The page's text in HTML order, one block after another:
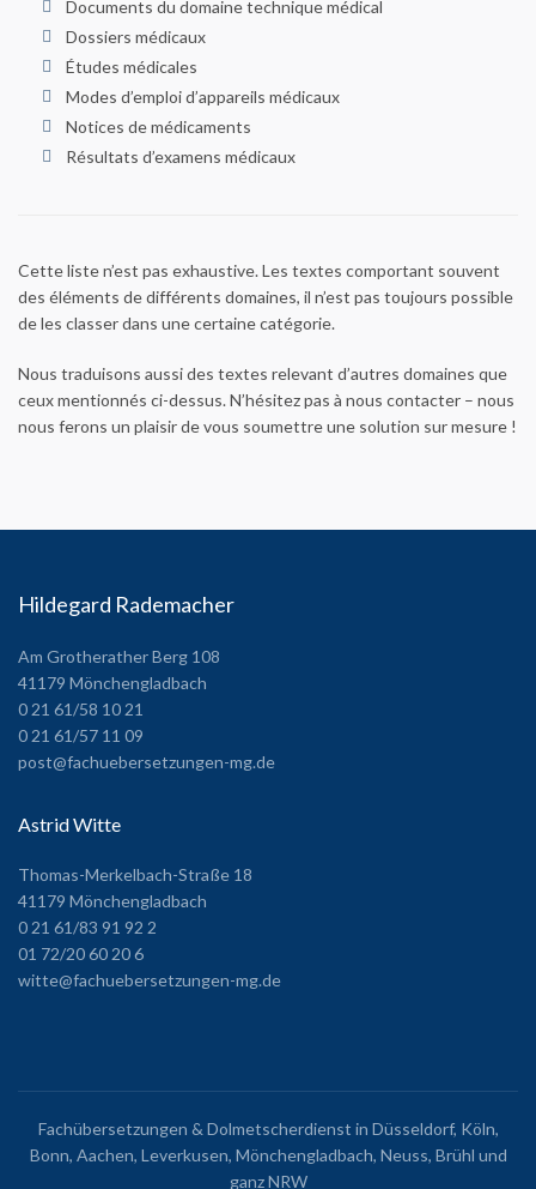
Documents du domaine technique médical
Dossiers médicaux
Études médicales
Modes d’emploi d’appareils médicaux
Notices de médicaments
Résultats d’examens médicaux
Cette liste n’est pas exhaustive. Les textes comportant souvent
des éléments de différents domaines, il n’est pas toujours possible
de les classer dans une certaine catégorie.
Nous traduisons aussi des textes relevant d’autres domaines que
ceux mentionnés ci-dessus. N’hésitez pas à nous contacter – nous
nous ferons un plaisir de vous soumettre une solution sur mesure !
Hildegard Rademacher
Am Grotherather Berg 108
41179 Mönchengladbach
0 21 61/58 10 21
0 21 61/57 11 09
post@fachuebersetzungen-mg.de
Astrid Witte
Thomas-Merkelbach-Straße 18
41179 Mönchengladbach
0 21 61/83 91 92 2
01 72/20 60 20 6
witte@fachuebersetzungen-mg.de
Fachübersetzungen & Dolmetscherdienst in Düsseldorf, Köln,
Bonn, Aachen, Leverkusen, Mönchengladbach, Neuss, Brühl und
ganz NRW